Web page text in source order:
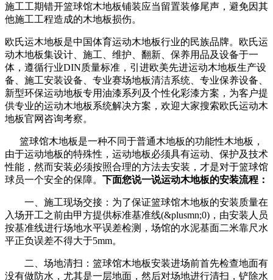
施工工期错开篮球馆木地板铺装应当留置装修尾声，避免因其
他施工工程造成的木地板损伤。
欧氏运木地板是中国体育运动木地板行业的民族品牌。欧氏运
动木地板集设计、施工、维护、翻新、保养用品及设备于一
体，遵循行业DIN质量标准，引进欧美先进运动木地板生产设
备、施工安装设备、专业赛场地板清洁系统、专业保养设备、
新型环保运动地板专用油漆系列及个性化彩漆方案，为客户提
供专业的运动木地板系统解决方案，欢迎大家搜索欧氏运动木
地板官网咨询考察。
篮球馆木地板是一种不同于普通木地板的功能性木地板，
由于运动地板的特殊性，运动地板必须具有运动、保护及技术
性能，然而安装必须按照合理的方法去安装，才是对于篮球馆
球员一个安全的保障。 下面您说一说运动木地板的安装流程：
一、施工现场交接：为了保证篮球馆木地板的安装质量在
入场开工之前由甲方提供标准基准线(&plusmn;0)，由安装人员
按基准线进行场地水平误差检测，场馆的水泥基面二米靠尺水
平正负误差不得大于5mm。
二、场地清扫：篮球馆木地板安装进场前首先检查地面有
没有做防水，尤其是一层地面，然后对场地进行清扫，铲除水